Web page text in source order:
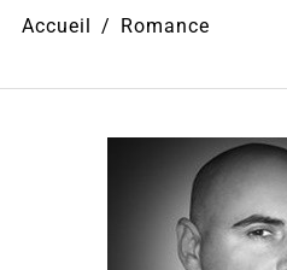
Accueil Romance